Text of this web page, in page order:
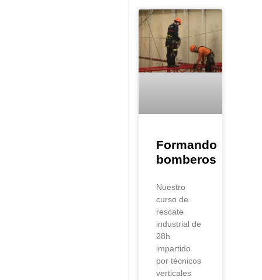
Formando
bomberos
Nuestro
curso de
rescate
industrial de
28h
impartido
por técnicos
verticales